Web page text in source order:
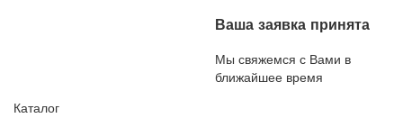
Ваша заявка принята
Мы свяжемся с Вами в
ближайшее время
Каталог